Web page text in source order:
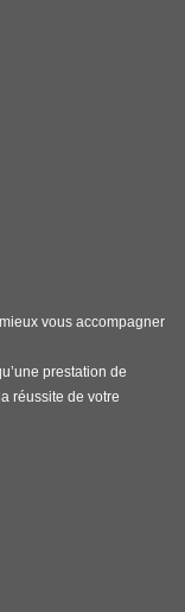
vous accompagner
prestation de
réussite de votre